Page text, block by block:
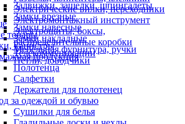
Электрические вилки, переходники
Электромонтажный инструмент
Электрощиты, боксы,
распределительные коробки
Телекоммуникации
Задвижки, защелки, шпингалеты
Замки врезные
Замки навесные
Замки накладные
Мебельная фурнитура, ручки
Петли, доводчики
товары
канистры
продукция
Полотенца
Салфетки
Держатели для полотенец
за одеждой и обувью
Сушилки для белья